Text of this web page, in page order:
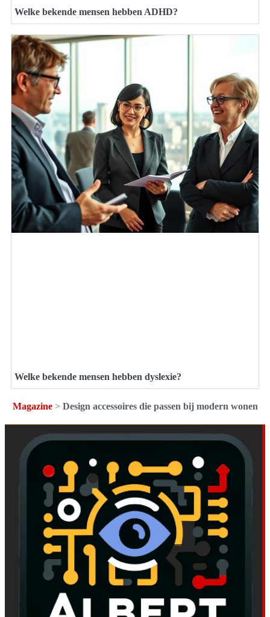
Welke bekende mensen hebben ADHD?
Welke bekende mensen hebben dyslexie?
Magazine> Design accessoires die passen bij modern wonen